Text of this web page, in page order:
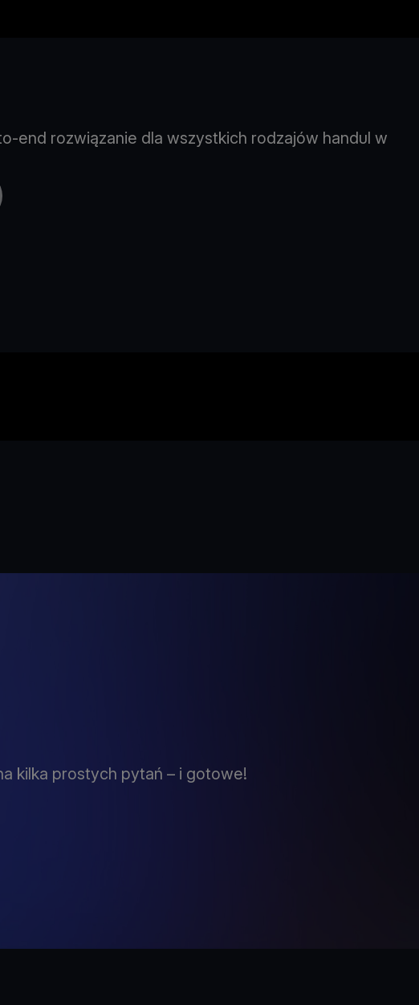
end rozwiązanie dla wszystkich rodzajów handul w
kilka prostych pytań – i gotowe!